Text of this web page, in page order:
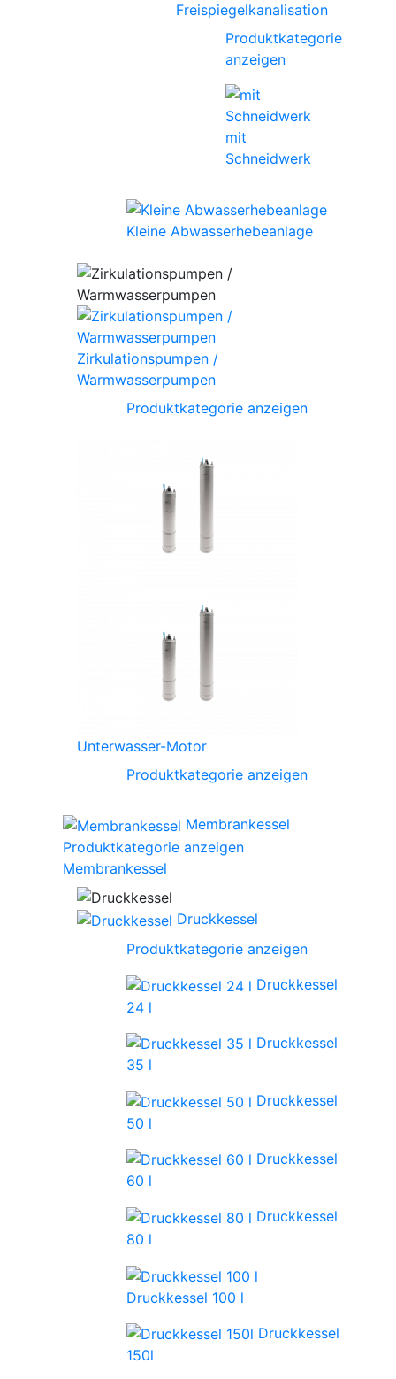
Freispiegelkanalisation
Produktkategorie
anzeigen
mit
Schneidwerk
Kleine Abwasserhebeanlage
Zirkulationspumpen /
Warmwasserpumpen
Produktkategorie anzeigen
Unterwasser-Motor
Produktkategorie anzeigen
Membrankessel
Produktkategorie anzeigen
Membrankessel
Druckkessel
Produktkategorie anzeigen
Druckkessel
24 l
Druckkessel
35 l
Druckkessel
50 l
Druckkessel
60 l
Druckkessel
80 l
Druckkessel 100 l
Druckkessel
150l